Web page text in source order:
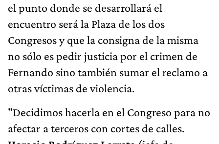
el punto donde se desarrollará el
encuentro será la Plaza de los dos
Congresos y que la consigna de la misma
no sólo es pedir justicia por el crimen de
Fernando sino también sumar el reclamo a
otras víctimas de violencia.
"Decidimos hacerla en el Congreso para no
afectar a terceros con cortes de calles.